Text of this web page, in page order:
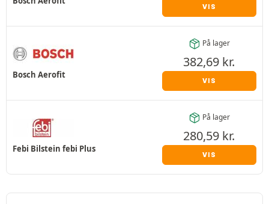
VIS
Bosch Aerofit
På lager
382,69 kr.
VIS
Febi Bilstein febi Plus
På lager
280,59 kr.
VIS